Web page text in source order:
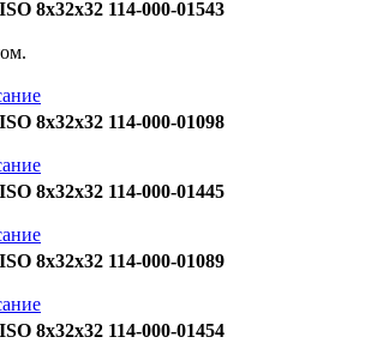
8x32x32 114-000-01543
8x32x32 114-000-01098
8x32x32 114-000-01445
8x32x32 114-000-01089
8x32x32 114-000-01454